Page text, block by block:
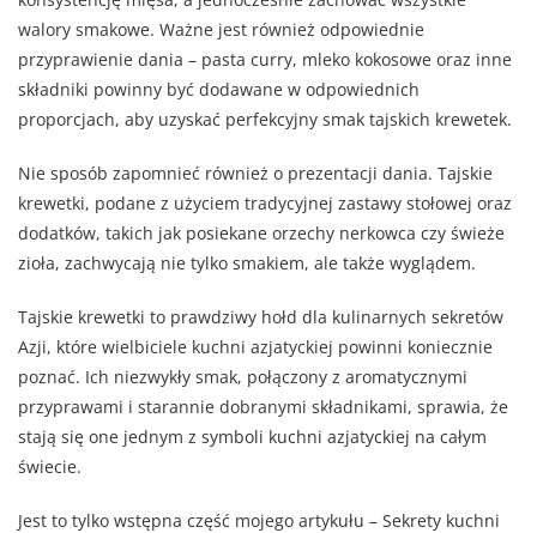
walory smakowe. Ważne jest również odpowiednie
przyprawienie dania – pasta curry, mleko kokosowe oraz inne
składniki powinny być dodawane w odpowiednich
proporcjach, aby uzyskać perfekcyjny smak tajskich krewetek.
Nie sposób zapomnieć również o prezentacji dania. Tajskie
krewetki, podane z użyciem tradycyjnej zastawy stołowej oraz
dodatków, takich jak posiekane orzechy nerkowca czy świeże
zioła, zachwycają nie tylko smakiem, ale także wyglądem.
Tajskie krewetki to prawdziwy hołd dla kulinarnych sekretów
Azji, które wielbiciele kuchni azjatyckiej powinni koniecznie
poznać. Ich niezwykły smak, połączony z aromatycznymi
przyprawami i starannie dobranymi składnikami, sprawia, że
stają się one jednym z symboli kuchni azjatyckiej na całym
świecie.
Jest to tylko wstępna część mojego artykułu – Sekrety kuchni